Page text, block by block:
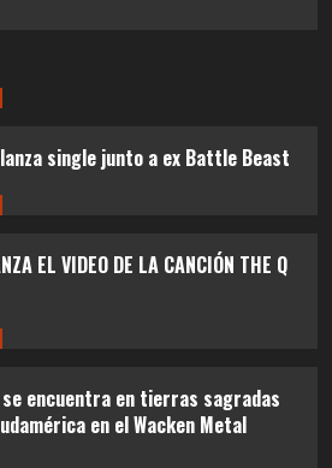
lanza single junto a ex Battle Beast
EL VIDEO DE LA CANCIÓN THE Q
se encuentra en tierras sagradas
en el Wacken Metal